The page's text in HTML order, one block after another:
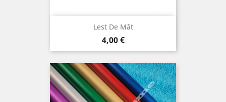
Lest De Mât
Prix
4,00 €